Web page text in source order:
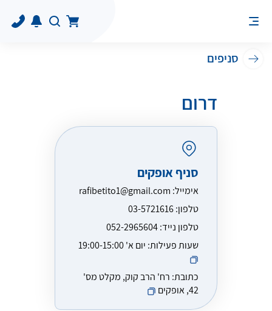
סניפים
דרום
סניף אופקים
אימייל: rafibetito1@gmail.com
טלפון:03-5721616
טלפון נייד:052-2965604
שעות פעילות: יום א' 19:00-15:00
כתובת: רח' הרב קוק, מקלט מס'
42, אופקים